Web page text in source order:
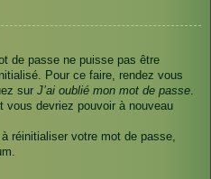
de passe ne puisse pas être
Pour ce faire, rendez vous
sur J’ai oublié mon mot de passe.
vous devriez pouvoir à nouveau
réinitialiser votre mot de passe,